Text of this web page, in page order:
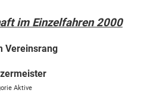
im Einzelfahren 2000
Vereinsrang
Aktive